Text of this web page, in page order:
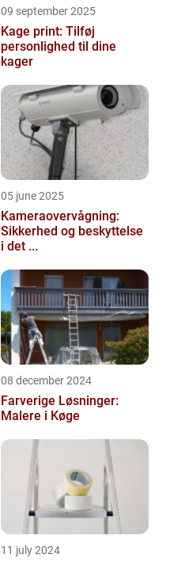
09 september 2025
Kage print: Tilføj
personlighed til dine
kager
05 june 2025
Kameraovervågning:
Sikkerhed og beskyttelse
i det ...
08 december 2024
Farverige Løsninger:
Malere i Køge
11 july 2024